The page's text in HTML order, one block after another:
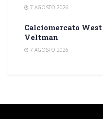
7 AGOSTO 2026
Calciomercato
Veltman
7 AGOSTO 2026